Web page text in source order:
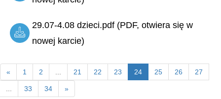
29.07-4.08 dzieci.pdf (PDF, otwiera się w
nowej karcie)
« 1 2 21 22 23 24 25 26 27
33 34 »